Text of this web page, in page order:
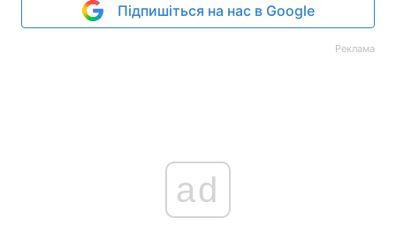
Підпишіться на нас в Google
Реклама
ad